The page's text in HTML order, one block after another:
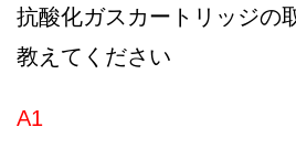
抗酸化ガスカートリッジの
教えてください
A1